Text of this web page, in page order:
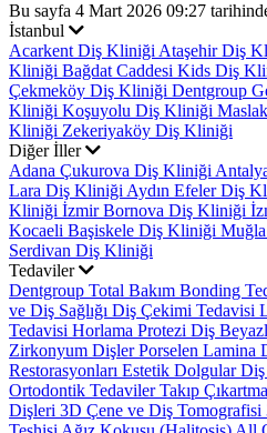
Bu sayfa 4 Mart 2026 09:27
İstanbul
Acarkent Diş Kliniği Ataşehir Diş
Kliniği Bağdat Caddesi Kids Diş
Çekmeköy Diş Kliniği Dentgroup
Kliniği Koşuyolu Diş Kliniği
Kliniği Zekeriyaköy Diş Kliniği
Diğer İller
Adana Çukurova Diş Kliniği
Lara Diş Kliniği Aydın Efeler Diş
Kliniği İzmir Bornova Diş Kliniği
Kocaeli Başiskele Diş Kliniği
Serdivan Diş Kliniği
Tedaviler
Dentgroup Total Bakım Bonding
ve Diş Sağlığı Diş Çekimi Tedavisi
Tedavisi Horlama Protezi Diş
Zirkonyum DişlerPorselen Lamina
Restorasyonları Estetik Dolgular
Ortodontik TedavilerTakıp
Dişleri 3D Çene ve Diş Tomografisi